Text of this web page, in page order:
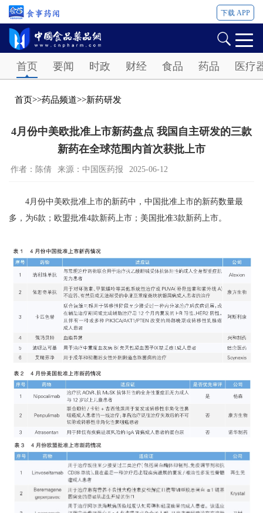
下载 APP
首页 要闻 时政 财经 食品 药品 医疗
首页>>药品频道>>新药研发
4月份中美欧批准上市新药盘点 我国自主研发的三款
新药在全球范围内首次获批上市
作者：陈倩 来源：中国医药报 2025-06-12
4月份中美欧批准上市的新药中，中国批准上市的新药数量最
多，为6款；欧盟批准4款新药上市；美国批准3款新药上市。